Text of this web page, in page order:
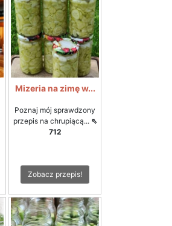
Mizeria na zimę w...
Poznaj mój sprawdzony
przepis na chrupiącą... ⇖
712
Zobacz przepis!